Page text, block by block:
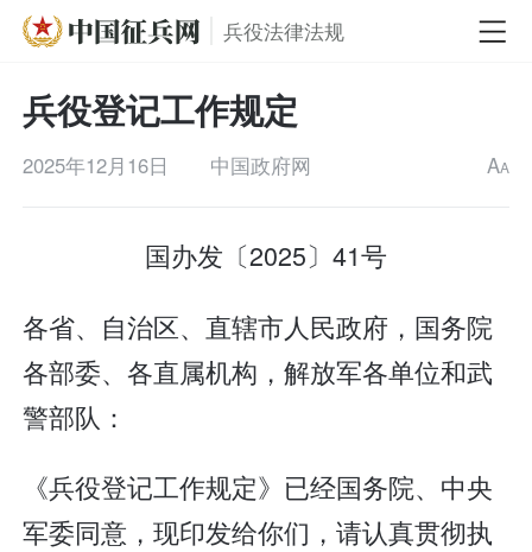
兵役法律法规
兵役登记工作规定
2025年12月16日 中国政府网 AA
国办发〔2025〕41号
各省、自治区、直辖市人民政府，国务院
各部委、各直属机构，解放军各单位和武
警部队：
《兵役登记工作规定》已经国务院、中央
军委同意，现印发给你们，请认真贯彻执